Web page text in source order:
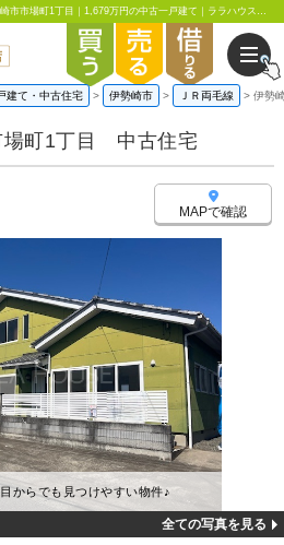
伊勢崎市市場町1丁目 中古住宅 群馬県伊勢崎市市場町1丁目｜1,679万円の中古一戸建て｜ララハウス太田支店
建て・中古住宅 伊勢崎市 ＪＲ両毛線 伊勢
場町1丁目 中古住宅
MAPで確認
からでも見つけやすい物件♪
全ての写真を見る